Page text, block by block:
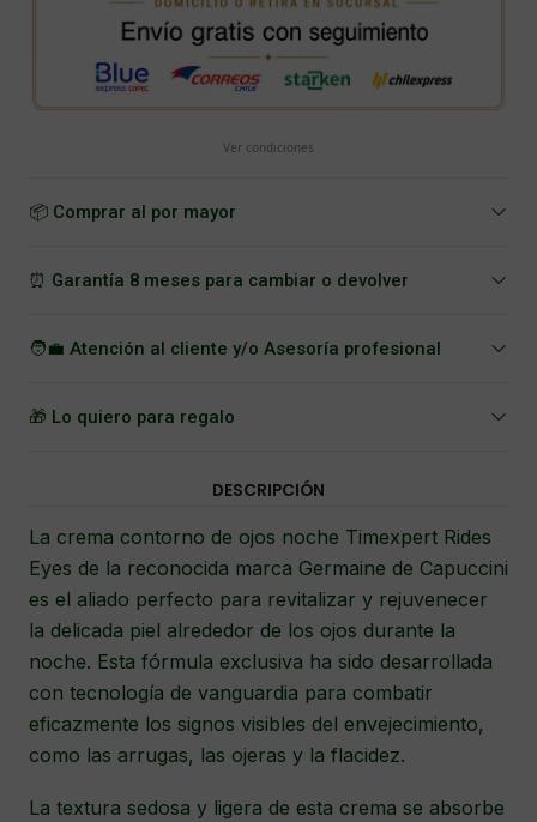
Ver condiciones
📦 Comprar al por mayor
⏰ Garantía 8 meses para cambiar o devolver
🧑‍💼 Atención al cliente y/o Asesoría profesional
🎁 Lo quiero para regalo
DESCRIPCIÓN
La crema contorno de ojos noche Timexpert Rides
Eyes de la reconocida marca Germaine de Capuccini
es el aliado perfecto para revitalizar y rejuvenecer
la delicada piel alrededor de los ojos durante la
noche. Esta fórmula exclusiva ha sido desarrollada
con tecnología de vanguardia para combatir
eficazmente los signos visibles del envejecimiento,
como las arrugas, las ojeras y la flacidez.
La textura sedosa y ligera de esta crema se absorbe